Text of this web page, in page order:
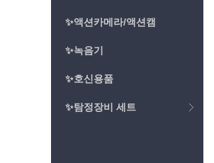
✨액션카메라/액션캠
✨녹음기
✨호신용품
✨탐정장비 세트